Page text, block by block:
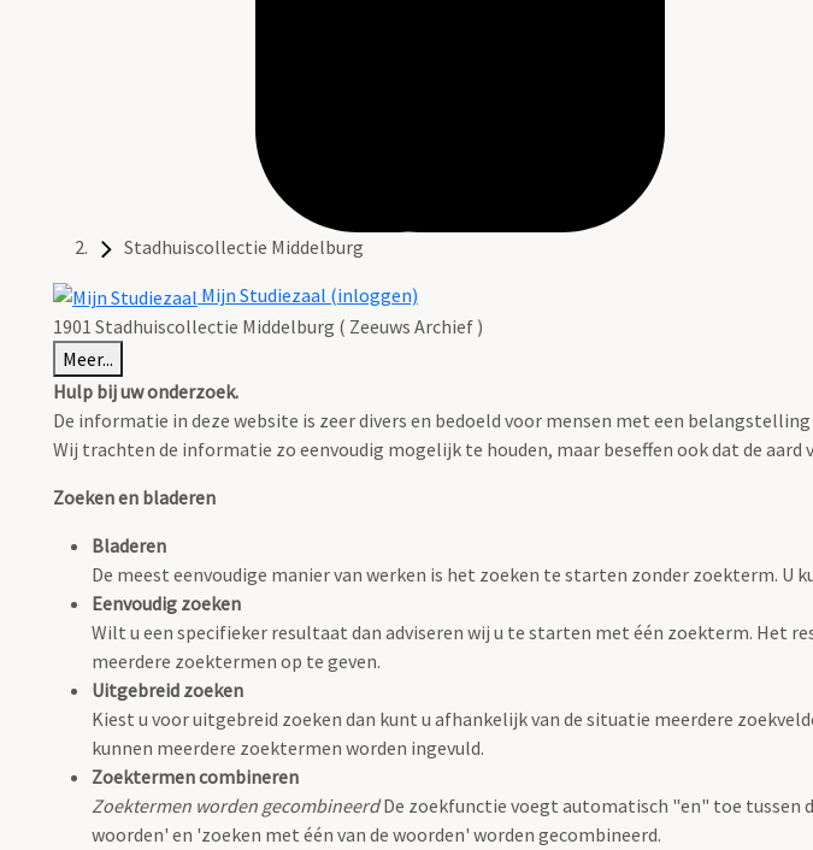
Stadhuiscollectie Middelburg
Mijn Studiezaal (inloggen)
1901 Stadhuiscollectie Middelburg ( Zeeuws Archief )
Meer...
Hulp bij uw onderzoek.
De informatie in deze website is zeer divers en bedoeld voor mensen met een
Wij trachten de informatie zo eenvoudig mogelijk te houden, maar beseffen ook dat de
Zoeken en bladeren
Bladeren
De meest eenvoudige manier van werken is het zoeken te starten zonder zoekterm. U
Eenvoudig zoeken
Wilt u een specifieker resultaat dan adviseren wij u te starten met één zoekterm. Het
meerdere zoektermen op te geven.
Uitgebreid zoeken
Kiest u voor uitgebreid zoeken dan kunt u afhankelijk van de situatie meerdere
kunnen meerdere zoektermen worden ingevuld.
Zoektermen combineren
Zoektermen worden gecombineerdDe zoekfunctie voegt automatisch "en" toe tussen
woorden' en 'zoeken met één van de woorden' worden gecombineerd.